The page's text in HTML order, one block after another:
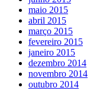
maio 2015
abril 2015
março 2015
fevereiro 2015
janeiro 2015
dezembro 2014
novembro 2014
outubro 2014